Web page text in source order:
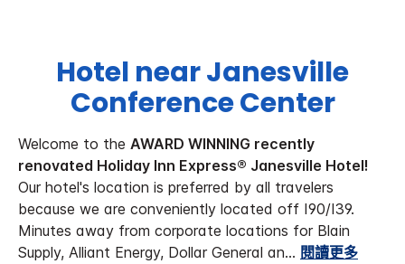
Hotel near Janesville
Conference Center
Welcome to the AWARD WINNING recently
renovated Holiday Inn Express® Janesville Hotel!
Our hotel's location is preferred by all travelers
because we are conveniently located off I90/I39.
Minutes away from corporate locations for Blain
Supply, Alliant Energy, Dollar General an... 閱讀更多